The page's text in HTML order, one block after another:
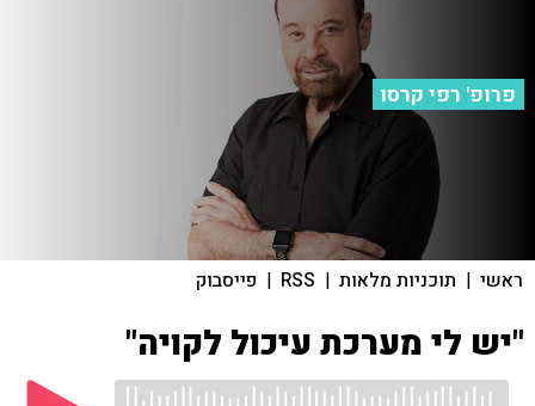
פרופ' רפי קרסו
ראשי | תוכניות מלאות |
RSS
| פייסבוק
"יש לי מערכת עיכול לקויה"